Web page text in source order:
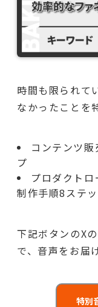
時間も限られて
なかったことを
コンテンツ
プ
プロダクト
制作手順8ステ
下記ボタンのX
で、音声をお届
特別